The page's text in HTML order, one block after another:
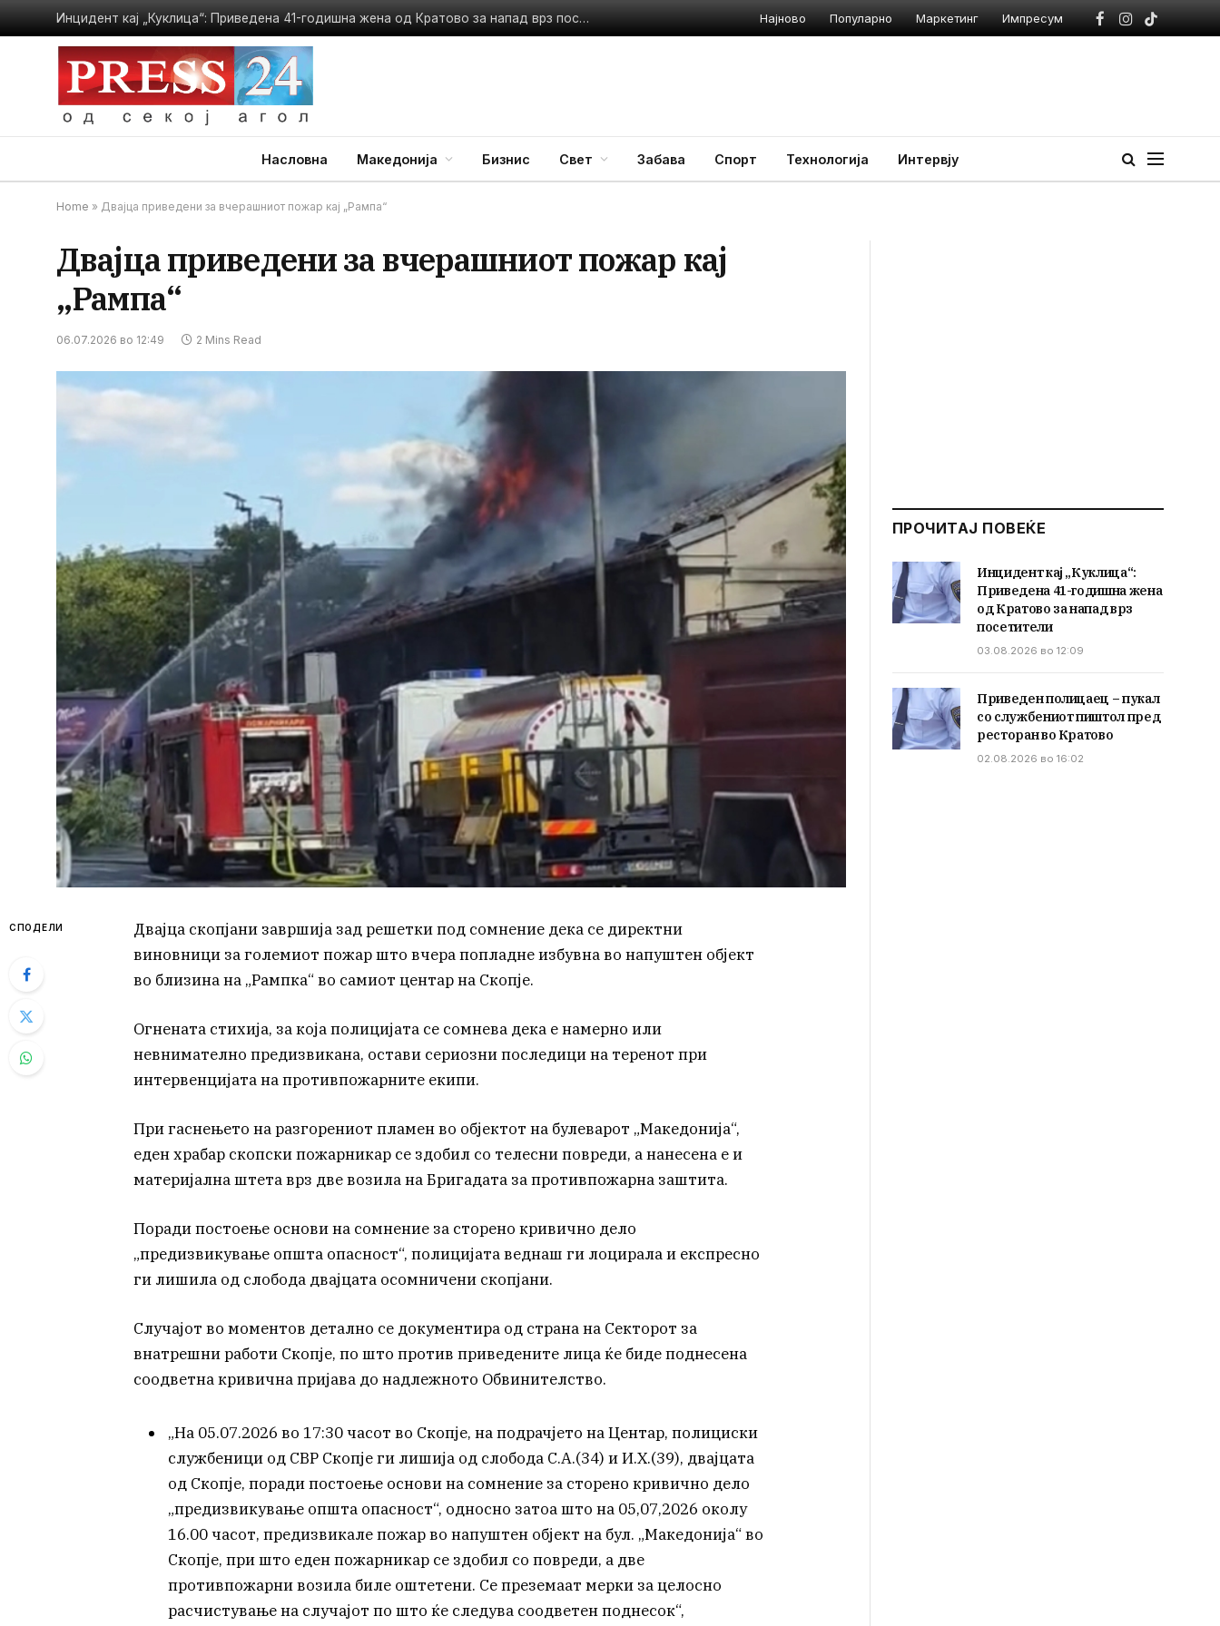
Инцидент кај „Куклица“: Приведена 41-годишна жена од Кратово за напад врз посетители Најново Популарно Маркетинг Импресум
Facebook
Instagram
TikTok
Насловна Македонија Бизнис Свет Забава Спорт Технологија Интервју
Home » Двајца приведени за вчерашниот пожар кај „Рампа“
Двајца приведени за вчерашниот пожар кај
„Рампа“
06.07.2026 во 12:49 2 Mins Read
СПОДЕЛИ
Двајца скопјани завршија зад решетки под сомнение дека се директни
виновници за големиот пожар што вчера попладне избувна во напуштен објект
во близина на „Рампка“ во самиот центар на Скопје.
Огнената стихија, за која полицијата се сомнева дека е намерно или
невнимателно предизвикана, остави сериозни последици на теренот при
интервенцијата на противпожарните екипи.
При гаснењето на разгорениот пламен во објектот на булеварот „Македонија“,
еден храбар скопски пожарникар се здобил со телесни повреди, а нанесена е и
материјална штета врз две возила на Бригадата за противпожарна заштита.
Поради постоење основи на сомнение за сторено кривично дело
„предизвикување општа опасност“, полицијата веднаш ги лоцирала и експресно
ги лишила од слобода двајцата осомничени скопјани.
Случајот во моментов детално се документира од страна на Секторот за
внатрешни работи Скопје, по што против приведените лица ќе биде поднесена
соодветна кривична пријава до надлежното Обвинителство.
„На 05.07.2026 во 17:30 часот во Скопје, на подрачјето на Центар, полициски
службеници од СВР Скопје ги лишија од слобода С.А.(34) и И.Х.(39), двајцата
од Скопје, поради постоење основи на сомнение за сторено кривично дело
„предизвикување општа опасност“, односно затоа што на 05,07,2026 околу
16.00 часот, предизвикале пожар во напуштен објект на бул. „Македонија“ во
Скопје, при што еден пожарникар се здобил со повреди, а две
противпожарни возила биле оштетени. Се преземаат мерки за целосно
расчистување на случајот по што ќе следува соодветен поднесок“,
ПРОЧИТАЈ ПОВЕЌЕ
Инцидент кај „Куклица“:
Приведена 41-годишна жена
од Кратово за напад врз
посетители
03.08.2026 во 12:09
Приведен полицаец – пукал
со службениот пиштол пред
ресторан во Кратово
02.08.2026 во 16:02